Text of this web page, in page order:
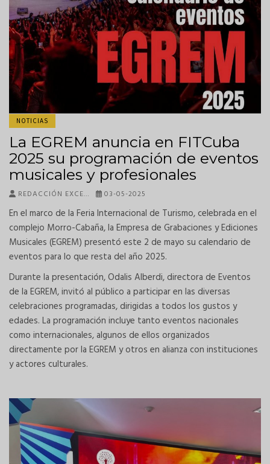
NOTICIAS
La EGREM anuncia en FITCuba
2025 su programación de eventos
musicales y profesionales
REDACCIÓN EXCE… 03-05-2025
En el marco de la Feria Internacional de Turismo, celebrada en el
complejo Morro-Cabaña, la Empresa de Grabaciones y Ediciones
Musicales (EGREM) presentó este 2 de mayo su calendario de
eventos para lo que resta del año 2025.
Durante la presentación, Odalis Alberdi, directora de Eventos
de la EGREM, invitó al público a participar en las diversas
celebraciones programadas, dirigidas a todos los gustos y
edades. La programación incluye tanto eventos nacionales
como internacionales, algunos de ellos organizados
directamente por la EGREM y otros en alianza con instituciones
y actores culturales.